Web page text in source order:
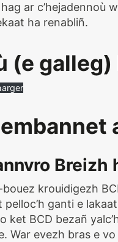
ar c’hejadennoù
ha renabliñ.
(e galleg)
Breizh
krouidigezh
pelloc’h ganti e
ket BCD bezañ
War evezh bras e